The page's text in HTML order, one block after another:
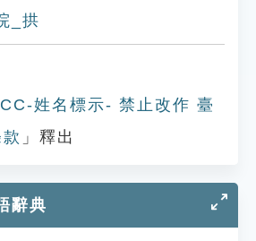
_拱
姓名標示- 禁止改作 臺
」釋出
辭典